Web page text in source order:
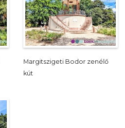
Margitszigeti Bodor zenélő
kút